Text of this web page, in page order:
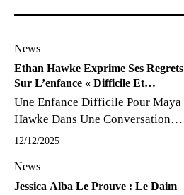
News
Ethan Hawke Exprime Ses Regrets
Sur L’enfance « Difficile Et
Complexe » De Sa Fille Maya
Hawke.
Une Enfance Difficile Pour Maya
Hawke Dans Une Conversation
Récente, Ethan Hawke A Révélé
Sa Fille, Maya Hawke, Soulignant
Les Défis Et Les Complexités
12/12/2025
News
Jessica Alba Le Prouve : Le Daim